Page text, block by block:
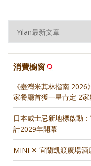
消費櫥窗
《臺灣米其林指南
家餐廳首獲一星肯定 2
日本威士忌新地標啟動
計2029年開幕
MINI ✕ 宜蘭凱渡廣場酒